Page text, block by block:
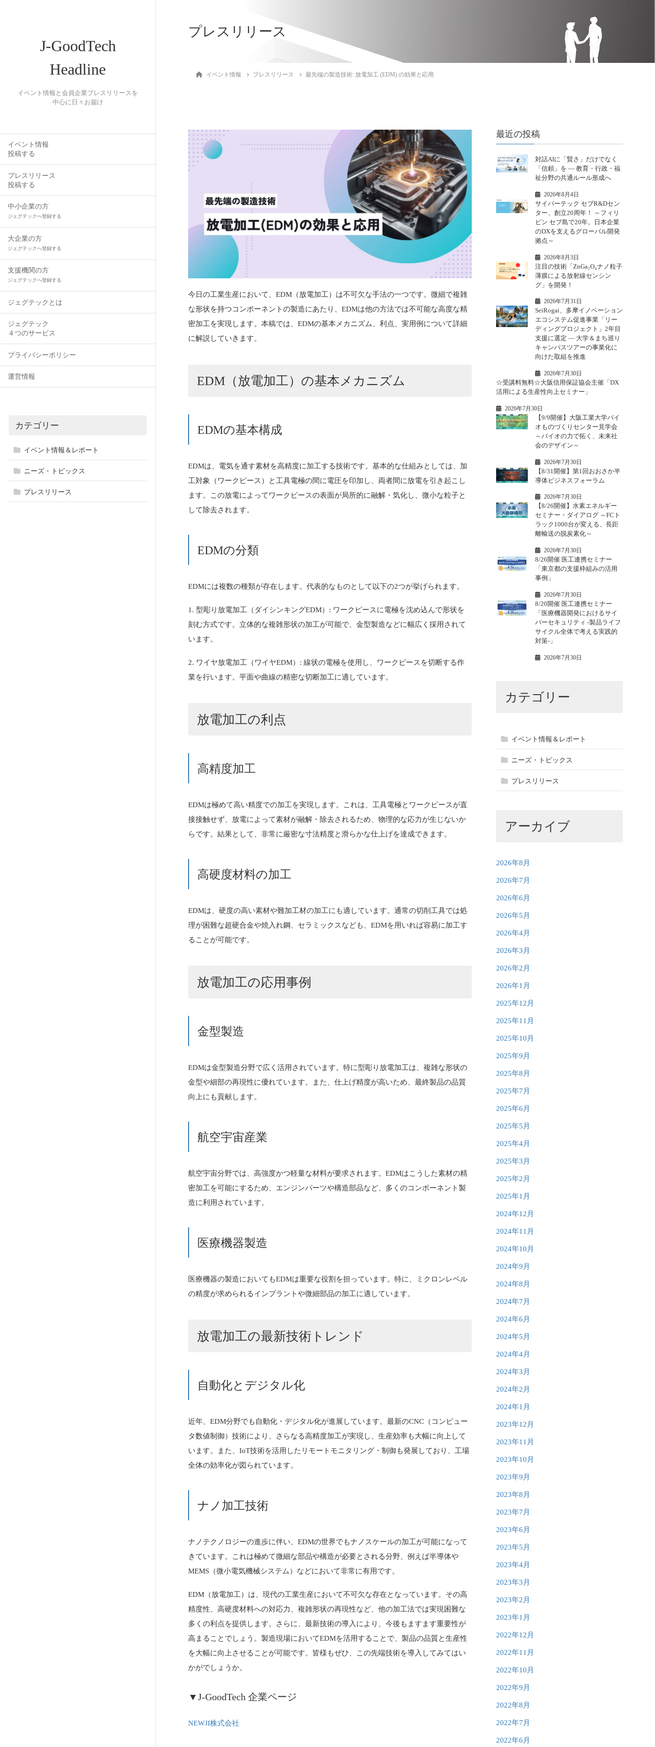
J-GoodTech
Headline
イベント情報と会員企業プレスリリースを
中心に日々お届け
イベント情報
投稿する
プレスリリース
投稿する
中小企業の方
ジェグテックへ登録する
大企業の方
ジェグテックへ登録する
支援機関の方
ジェグテックへ登録する
ジェグテックとは
ジェグテック
４つのサービス
プライバシーポリシー
運営情報
カテゴリー
イベント情報＆レポート
ニーズ・トピックス
プレスリリース
プレスリリース
イベント情報 プレスリリース 最先端の製造技術: 放電加工 (EDM) の効果と応用
今日の工業生産において、EDM（放電加工）は不可欠な手法の一つです。微細で複雑
な形状を持つコンポーネントの製造にあたり、EDMは他の方法では不可能な高度な精
密加工を実現します。本稿では、EDMの基本メカニズム、利点、実用例について詳細
に解説していきます。
EDM（放電加工）の基本メカニズム
EDMの基本構成
EDMは、電気を通す素材を高精度に加工する技術です。基本的な仕組みとしては、加
工対象（ワークピース）と工具電極の間に電圧を印加し、両者間に放電を引き起こし
ます。この放電によってワークピースの表面が局所的に融解・気化し、微小な粒子と
して除去されます。
EDMの分類
EDMには複数の種類が存在します。代表的なものとして以下の2つが挙げられます。
1. 型彫り放電加工（ダイシンキングEDM）: ワークピースに電極を沈め込んで形状を
刻む方式です。立体的な複雑形状の加工が可能で、金型製造などに幅広く採用されて
います。
2. ワイヤ放電加工（ワイヤEDM）: 線状の電極を使用し、ワークピースを切断する作
業を行います。平面や曲線の精密な切断加工に適しています。
放電加工の利点
高精度加工
EDMは極めて高い精度での加工を実現します。これは、工具電極とワークピースが直
接接触せず、放電によって素材が融解・除去されるため、物理的な応力が生じないか
らです。結果として、非常に厳密な寸法精度と滑らかな仕上げを達成できます。
高硬度材料の加工
EDMは、硬度の高い素材や難加工材の加工にも適しています。通常の切削工具では処
理が困難な超硬合金や焼入れ鋼、セラミックスなども、EDMを用いれば容易に加工す
ることが可能です。
放電加工の応用事例
金型製造
EDMは金型製造分野で広く活用されています。特に型彫り放電加工は、複雑な形状の
金型や細部の再現性に優れています。また、仕上げ精度が高いため、最終製品の品質
向上にも貢献します。
航空宇宙産業
航空宇宙分野では、高強度かつ軽量な材料が要求されます。EDMはこうした素材の精
密加工を可能にするため、エンジンパーツや構造部品など、多くのコンポーネント製
造に利用されています。
医療機器製造
医療機器の製造においてもEDMは重要な役割を担っています。特に、ミクロンレベル
の精度が求められるインプラントや微細部品の加工に適しています。
放電加工の最新技術トレンド
自動化とデジタル化
近年、EDM分野でも自動化・デジタル化が進展しています。最新のCNC（コンピュー
タ数値制御）技術により、さらなる高精度加工が実現し、生産効率も大幅に向上して
います。また、IoT技術を活用したリモートモニタリング・制御も発展しており、工場
全体の効率化が図られています。
ナノ加工技術
ナノテクノロジーの進歩に伴い、EDMの世界でもナノスケールの加工が可能になって
きています。これは極めて微細な部品や構造が必要とされる分野、例えば半導体や
MEMS（微小電気機械システム）などにおいて非常に有用です。
EDM（放電加工）は、現代の工業生産において不可欠な存在となっています。その高
精度性、高硬度材料への対応力、複雑形状の再現性など、他の加工法では実現困難な
多くの利点を提供します。さらに、最新技術の導入により、今後もますます重要性が
高まることでしょう。製造現場においてEDMを活用することで、製品の品質と生産性
を大幅に向上させることが可能です。皆様もぜひ、この先端技術を導入してみてはい
かがでしょうか。
▼J-GoodTech 企業ページ
NEWJI株式会社
最近の投稿
対話AIに「賢さ」だけでなく
「信頼」を ― 教育・行政・福
祉分野の共通ルール形成へ
2026年8月4日
サイバーテック セブR&Dセン
ター、創立20周年！ ～フィリ
ピン セブ島で20年。日本企業
のDXを支えるグローバル開発
拠点～
2026年8月3日
注目の技術「ZnGa₂O₄ナノ粒子
薄膜による放射線センシン
グ」を開発！
2026年7月31日
SeiRogai、多摩イノベーション
エコシステム促進事業「リー
ディングプロジェクト」2年目
支援に選定 ― 大学＆まち巡り
キャンパスツアーの事業化に
向けた取組を推進
2026年7月30日
☆受講料無料☆大阪信用保証協会主催「DX
活用による生産性向上セミナー」
2026年7月30日
【9/9開催】大阪工業大学バイ
オものづくりセンター見学会
～バイオの力で拓く、未来社
会のデザイン～
2026年7月30日
【8/31開催】第1回おおさか半
導体ビジネスフォーラム
2026年7月30日
【8/26開催】水素エネルギー
セミナー・ダイアログ ～FCト
ラック1000台が変える、長距
離輸送の脱炭素化～
2026年7月30日
8/26開催 医工連携セミナー
「東京都の支援枠組みの活用
事例」
2026年7月30日
8/20開催 医工連携セミナー
「医療機器開発におけるサイ
バーセキュリティ -製品ライフ
サイクル全体で考える実践的
対策-」
2026年7月30日
カテゴリー
イベント情報＆レポート
ニーズ・トピックス
プレスリリース
アーカイブ
2026年8月
2026年7月
2026年6月
2026年5月
2026年4月
2026年3月
2026年2月
2026年1月
2025年12月
2025年11月
2025年10月
2025年9月
2025年8月
2025年7月
2025年6月
2025年5月
2025年4月
2025年3月
2025年2月
2025年1月
2024年12月
2024年11月
2024年10月
2024年9月
2024年8月
2024年7月
2024年6月
2024年5月
2024年4月
2024年3月
2024年2月
2024年1月
2023年12月
2023年11月
2023年10月
2023年9月
2023年8月
2023年7月
2023年6月
2023年5月
2023年4月
2023年3月
2023年2月
2023年1月
2022年12月
2022年11月
2022年10月
2022年9月
2022年8月
2022年7月
2022年6月